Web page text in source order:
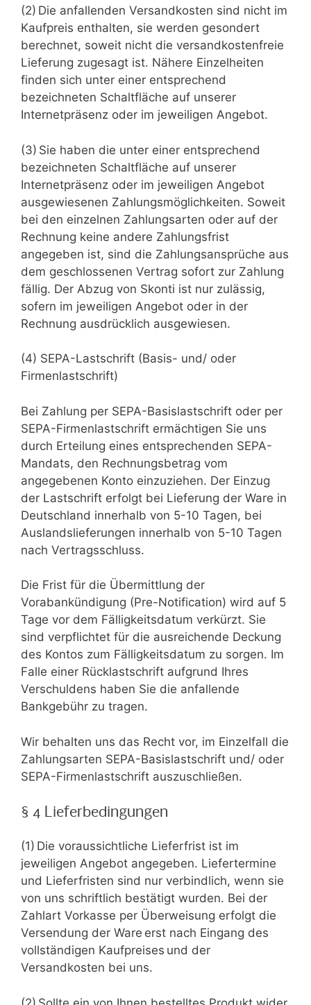
(2) Die anfallenden Versandkosten sind nicht im
Kaufpreis enthalten, sie werden gesondert
berechnet, soweit nicht die versandkostenfreie
Lieferung zugesagt ist. Nähere Einzelheiten
finden sich unter einer entsprechend
bezeichneten Schaltfläche auf unserer
Internetpräsenz oder im jeweiligen Angebot.
(3) Sie haben die unter einer entsprechend
bezeichneten Schaltfläche auf unserer
Internetpräsenz oder im jeweiligen Angebot
ausgewiesenen Zahlungsmöglichkeiten. Soweit
bei den einzelnen Zahlungsarten oder auf der
Rechnung keine andere Zahlungsfrist
angegeben ist, sind die Zahlungsansprüche aus
dem geschlossenen Vertrag sofort zur Zahlung
fällig. Der Abzug von Skonti ist nur zulässig,
sofern im jeweiligen Angebot oder in der
Rechnung ausdrücklich ausgewiesen.
(4) SEPA-Lastschrift (Basis- und/ oder
Firmenlastschrift)
Bei Zahlung per SEPA-Basislastschrift oder per
SEPA-Firmenlastschrift ermächtigen Sie uns
durch Erteilung eines entsprechenden SEPA-
Mandats, den Rechnungsbetrag vom
angegebenen Konto einzuziehen. Der Einzug
der Lastschrift erfolgt bei Lieferung der Ware in
Deutschland innerhalb von 5-10 Tagen, bei
Auslandslieferungen innerhalb von 5-10 Tagen
nach Vertragsschluss.
Die Frist für die Übermittlung der
Vorabankündigung (Pre-Notification) wird auf 5
Tage vor dem Fälligkeitsdatum verkürzt. Sie
sind verpflichtet für die ausreichende Deckung
des Kontos zum Fälligkeitsdatum zu sorgen. Im
Falle einer Rücklastschrift aufgrund Ihres
Verschuldens haben Sie die anfallende
Bankgebühr zu tragen.
Wir behalten uns das Recht vor, im Einzelfall die
Zahlungsarten SEPA-Basislastschrift und/ oder
SEPA-Firmenlastschrift auszuschließen.
§ 4 Lieferbedingungen
(1) Die voraussichtliche Lieferfrist ist im
jeweiligen Angebot angegeben. Liefertermine
und Lieferfristen sind nur verbindlich, wenn sie
von uns schriftlich bestätigt wurden. Bei der
Zahlart Vorkasse per Überweisung erfolgt die
Versendung der Ware erst nach Eingang des
vollständigen Kaufpreises und der
Versandkosten bei uns.